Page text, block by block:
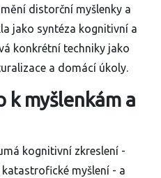
distorční myšlenky a
jako syntéza kognitivní a
konkrétní techniky jako
a domácí úkoly.
k myšlenkám a
kognitivní zkreslení -
myšlení - a